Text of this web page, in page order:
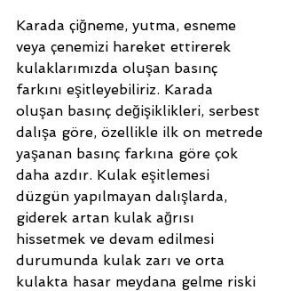
Karada çiğneme, yutma, esneme
veya çenemizi hareket ettirerek
kulaklarımızda oluşan basınç
farkını eşitleyebiliriz. Karada
oluşan basınç değişiklikleri, serbest
dalışa göre, özellikle ilk on metrede
yaşanan basınç farkına göre çok
daha azdır. Kulak eşitlemesi
düzgün yapılmayan dalışlarda,
giderek artan kulak ağrısı
hissetmek ve devam edilmesi
durumunda kulak zarı ve orta
kulakta hasar meydana gelme riski